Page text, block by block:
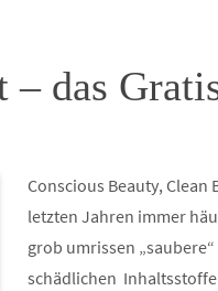
das
Conscious Beauty,
letzten Jahren immer
grob umrissen
schädlichen